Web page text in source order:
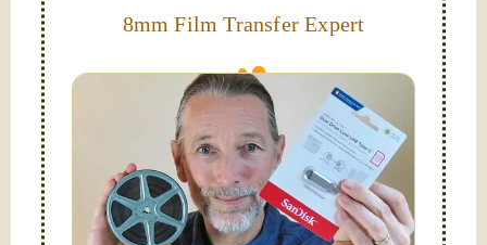
8mm Film Transfer Expert
Simplify - get your films in a "grab and go" format!
We transfer 8mm or Super 8 films onto a handy USB
stick (or hard drive.)
Hello, I'm Nathaniel. My wife Laura and I are
FilmFix — a two person team.